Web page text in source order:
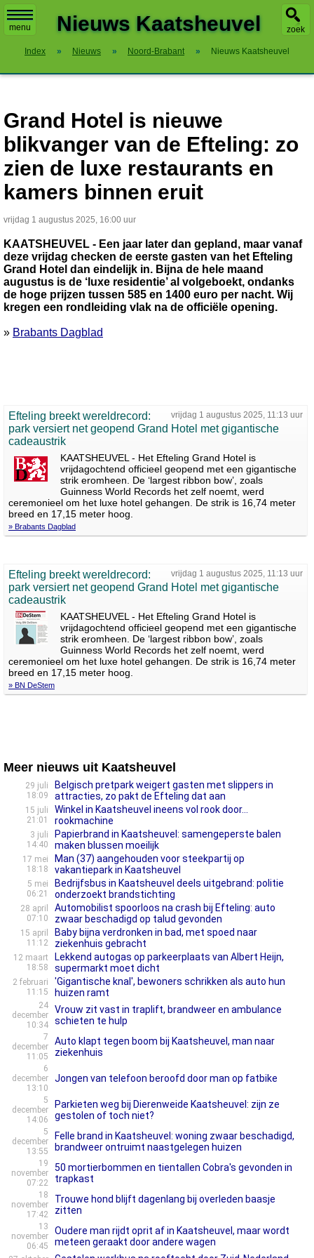
menu zoek
Nieuws Kaatsheuvel
Index » Nieuws » Noord-Brabant » Nieuws Kaatsheuvel
Grand Hotel is nieuwe
blikvanger van de Efteling: zo
zien de luxe restaurants en
kamers binnen eruit
vrijdag 1 augustus 2025, 16:00 uur
KAATSHEUVEL - Een jaar later dan gepland, maar vanaf
deze vrijdag checken de eerste gasten van het Efteling
Grand Hotel dan eindelijk in. Bijna de hele maand
augustus is de ‘luxe residentie’ al volgeboekt, ondanks
de hoge prijzen tussen 585 en 1400 euro per nacht. Wij
kregen een rondleiding vlak na de officiële opening.
» Brabants Dagblad
vrijdag 1 augustus 2025, 11:13 uur
Efteling breekt wereldrecord:
park versiert net geopend Grand Hotel met gigantische
cadeaustrik
KAATSHEUVEL - Het Efteling Grand Hotel is
vrijdagochtend officieel geopend met een gigantische
strik eromheen. De ‘largest ribbon bow’, zoals
Guinness World Records het zelf noemt, werd
ceremonieel om het luxe hotel gehangen. De strik is 16,74 meter
breed en 17,15 meter hoog.
» Brabants Dagblad
vrijdag 1 augustus 2025, 11:13 uur
Efteling breekt wereldrecord:
park versiert net geopend Grand Hotel met gigantische
cadeaustrik
KAATSHEUVEL - Het Efteling Grand Hotel is
vrijdagochtend officieel geopend met een gigantische
strik eromheen. De ‘largest ribbon bow’, zoals
Guinness World Records het zelf noemt, werd
ceremonieel om het luxe hotel gehangen. De strik is 16,74 meter
breed en 17,15 meter hoog.
» BN DeStem
Meer nieuws uit Kaatsheuvel
29 juli
18:09
Belgisch pretpark weigert gasten met slippers in
attracties, zo pakt de Efteling dat aan
15 juli
21:01
Winkel in Kaatsheuvel ineens vol rook door...
rookmachine
3 juli
14:40
Papierbrand in Kaatsheuvel: samengeperste balen
maken blussen moeilijk
17 mei
18:18
Man (37) aangehouden voor steekpartij op
vakantiepark in Kaatsheuvel
5 mei
06:21
Bedrijfsbus in Kaatsheuvel deels uitgebrand: politie
onderzoekt brandstichting
28 april
07:10
Automobilist spoorloos na crash bij Efteling: auto
zwaar beschadigd op talud gevonden
15 april
11:12
Baby bijna verdronken in bad, met spoed naar
ziekenhuis gebracht
12 maart
18:58
Lekkend autogas op parkeerplaats van Albert Heijn,
supermarkt moet dicht
2 februari
11:15
'Gigantische knal', bewoners schrikken als auto hun
huizen ramt
24
december
10:34
Vrouw zit vast in traplift, brandweer en ambulance
schieten te hulp
7
december
11:05
Auto klapt tegen boom bij Kaatsheuvel, man naar
ziekenhuis
6
december
13:10
Jongen van telefoon beroofd door man op fatbike
5
december
14:06
Parkieten weg bij Dierenweide Kaatsheuvel: zijn ze
gestolen of toch niet?
5
december
13:55
Felle brand in Kaatsheuvel: woning zwaar beschadigd,
brandweer ontruimt naastgelegen huizen
19
november
07:22
50 mortierbommen en tientallen Cobra's gevonden in
trapkast
18
november
17:42
Trouwe hond blijft dagenlang bij overleden baasje
zitten
13
november
06:45
Oudere man rijdt oprit af in Kaatsheuvel, maar wordt
meteen geraakt door andere wagen